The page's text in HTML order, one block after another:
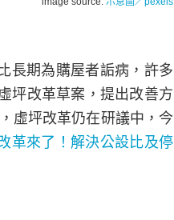
長期為購屋者詬病，許多
坪改革草案，提出改善方
虛坪改革仍在研議中，今
革來了！解決公設比及停